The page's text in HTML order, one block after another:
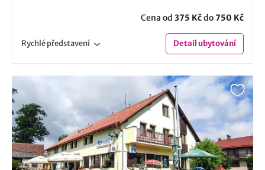
Cena od 375 Kčdo750 Kč
Rychlépředstavení Detailubytování